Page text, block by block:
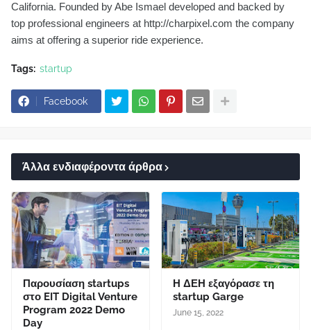
California. Founded by Abe Ismael developed and backed by
top professional engineers at http://charpixel.com the company
aims at offering a superior ride experience.
Tags: startup
Facebook
Άλλα ενδιαφέροντα άρθρα
Παρουσίαση startups
στο EIT Digital Venture
Program 2022 Demo
Day
Η ΔΕΗ εξαγόρασε τη
startup Garge
June 15, 2022